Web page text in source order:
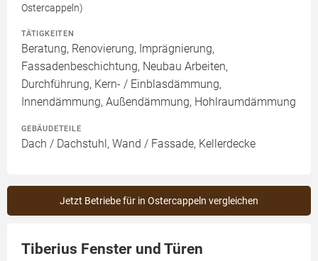
Ostercappeln)
TÄTIGKEITEN
Beratung, Renovierung, Imprägnierung,
Fassadenbeschichtung, Neubau Arbeiten,
Durchführung, Kern- / Einblasdämmung,
Innendämmung, Außendämmung, Hohlraumdämmung
GEBÄUDETEILE
Dach / Dachstuhl, Wand / Fassade, Kellerdecke
Jetzt Betriebe für in Ostercappeln vergleichen
Tiberius Fenster und Türen